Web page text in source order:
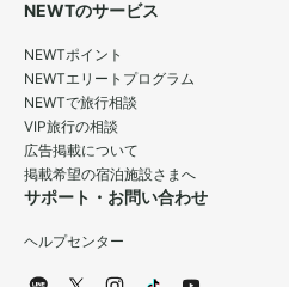
NEWTのサービス
NEWTポイント
NEWTエリートプログラム
NEWTで旅行相談
VIP旅行の相談
広告掲載について
掲載希望の宿泊施設さまへ
サポート・お問い合わせ
ヘルプセンター